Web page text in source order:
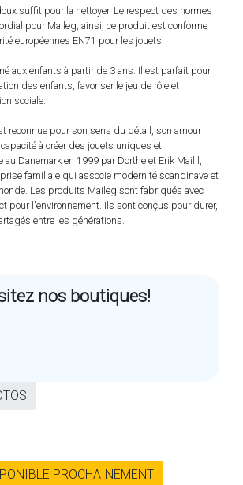
suffit pour la nettoyer. Le respect des normes
pour Maileg, ainsi, ce produit est conforme
européennes EN71 pour les jouets.
aux enfants à partir de 3 ans. Il est parfait pour
des enfants, favoriser le jeu de rôle et
sociale.
reconnue pour son sens du détail, son amour
à créer des jouets uniques et
au Danemark en 1999 par Dorthe et Erik Mailil,
familiale qui associe modernité scandinave et
Les produits Maileg sont fabriqués avec
pour l'environnement. Ils sont conçus pour durer,
entre les générations.
nos boutiques!
PROCHAINEMENT